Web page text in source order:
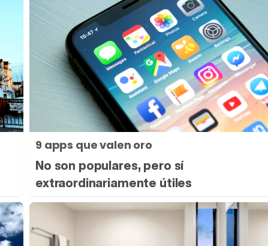
9 apps que valen oro
No son populares, pero sí
extraordinariamente útiles